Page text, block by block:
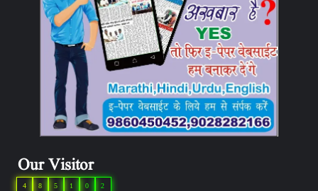
Our Visitor
2
0
1
5
8
4